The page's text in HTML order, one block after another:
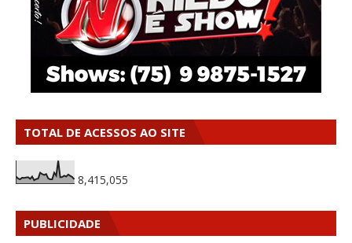
TOTAL DE ACESSOS AO SITE
8,415,055
PUBLICIDADE